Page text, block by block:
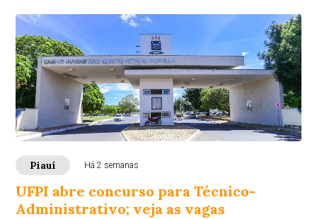
Piauí Há 2 semanas
UFPI abre concurso para Técnico-
Administrativo; veja as vagas